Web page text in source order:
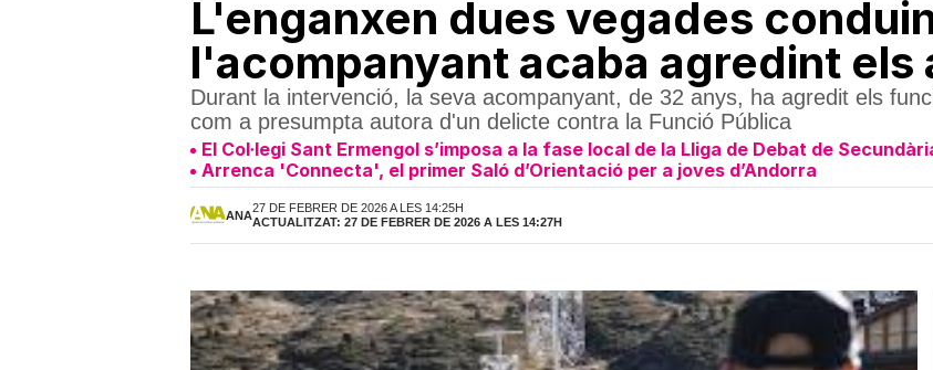
L'enganxen dues vegades
l'acompanyant acaba agredint els
Durant la intervenció, la seva acompanyant, de 32 anys, ha agredit els
com a presumpta autora d'un delicte contra la Funció Pública
El Col·legi Sant Ermengol s’imposa a la fase local de la Lliga de Debat de
Arrenca 'Connecta', el primer Saló d’Orientació per a joves d’Andorra
ANA
27 DE FEBRER DE 2026 A LES 14:25H
ACTUALITZAT: 27 DE FEBRER DE 2026 A LES 14:27H